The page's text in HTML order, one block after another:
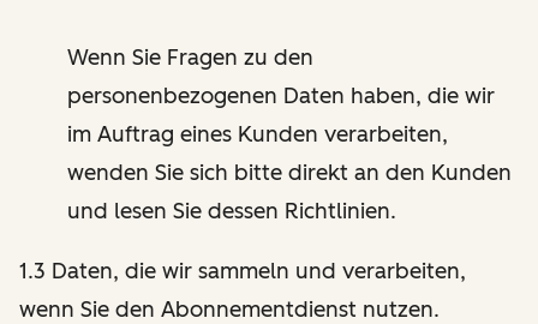
Wenn Sie Fragen zu den
personenbezogenen Daten haben, die wir
im Auftrag eines Kunden verarbeiten,
wenden Sie sich bitte direkt an den Kunden
und lesen Sie dessen Richtlinien.
1.3 Daten, die wir sammeln und verarbeiten,
wenn Sie den Abonnementdienst nutzen.